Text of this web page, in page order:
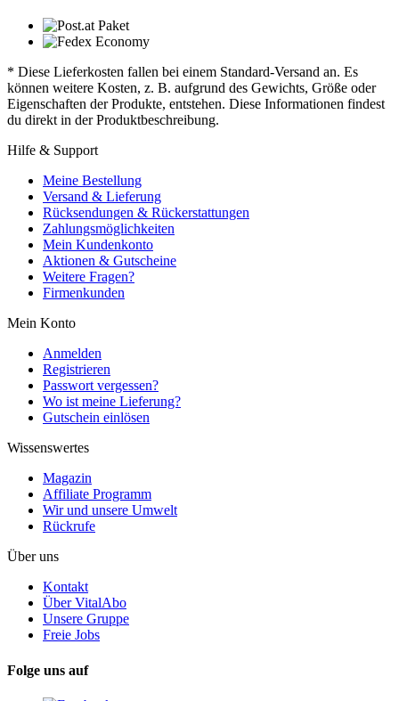
* Diese Lieferkosten fallen bei einem Standard-Versand an. Es
können weitere Kosten, z. B. aufgrund des Gewichts, Größe oder
Eigenschaften der Produkte, entstehen. Diese Informationen findest
du direkt in der Produktbeschreibung.
Hilfe & Support
Meine Bestellung
Versand & Lieferung
Rücksendungen & Rückerstattungen
Zahlungsmöglichkeiten
Mein Kundenkonto
Aktionen & Gutscheine
Weitere Fragen?
Firmenkunden
Mein Konto
Anmelden
Registrieren
Passwort vergessen?
Wo ist meine Lieferung?
Gutschein einlösen
Wissenswertes
Magazin
Affiliate Programm
Wir und unsere Umwelt
Rückrufe
Über uns
Kontakt
Über VitalAbo
Unsere Gruppe
Freie Jobs
Folge uns auf